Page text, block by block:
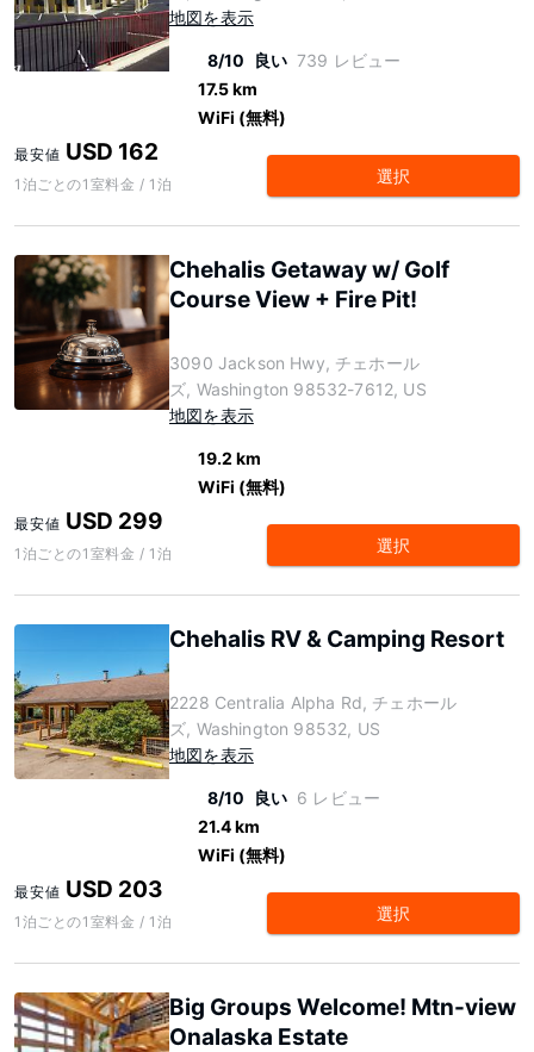
地図を表示
8/10 良い 739 レビュー
17.5 km
WiFi (無料)
最安値 USD 162
1泊ごとの1室料金 / 1泊 選択
Chehalis Getaway w/ Golf
Course View + Fire Pit!
3090 Jackson Hwy, チェホール
ズ, Washington 98532-7612, US
地図を表示
19.2 km
WiFi (無料)
最安値 USD 299
1泊ごとの1室料金 / 1泊 選択
Chehalis RV & Camping Resort
2228 Centralia Alpha Rd, チェホール
ズ, Washington 98532, US
地図を表示
8/10 良い 6 レビュー
21.4 km
WiFi (無料)
最安値 USD 203
1泊ごとの1室料金 / 1泊 選択
Big Groups Welcome! Mtn-view
Onalaska Estate